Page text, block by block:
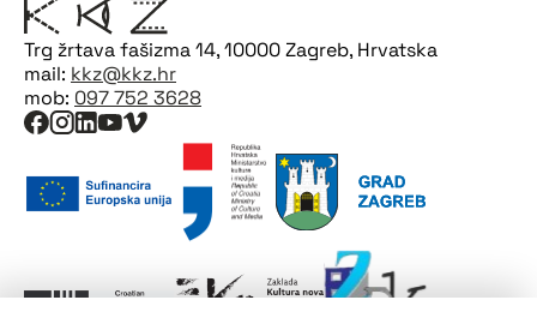
Trg žrtava fašizma 14, 10000 Zagreb, Hrvatska
mail: kkz@kkz.hr
mob: 097 752 3628